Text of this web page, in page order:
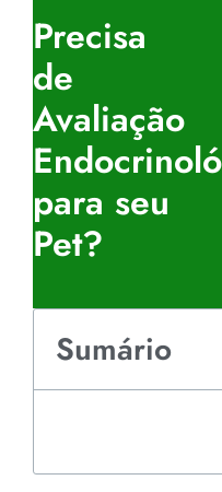
Precisa
de
Avaliação
para seu
Pet?
Sumário